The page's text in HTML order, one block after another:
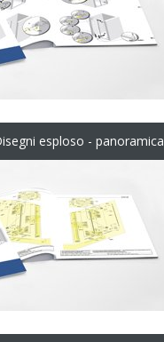
esploso - panoramica